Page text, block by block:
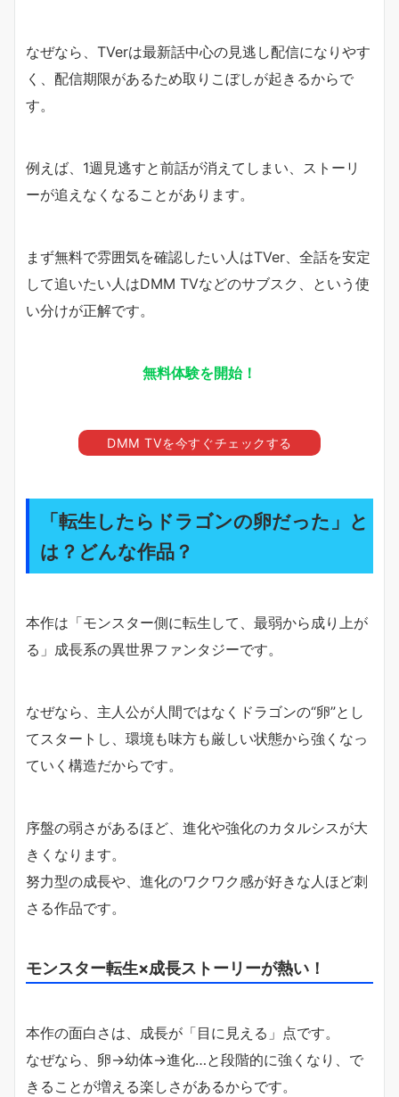
なぜなら、TVerは最新話中心の見逃し配信になりやす
く、配信期限があるため取りこぼしが起きるからで
す。
例えば、1週見逃すと前話が消えてしまい、ストーリ
ーが追えなくなることがあります。
まず無料で雰囲気を確認したい人はTVer、全話を安定
して追いたい人はDMM TVなどのサブスク、という使
い分けが正解です。
無料体験を開始！
DMM TVを今すぐチェックする
「転生したらドラゴンの卵だった」と
は？どんな作品？
本作は「モンスター側に転生して、最弱から成り上が
る」成長系の異世界ファンタジーです。
なぜなら、主人公が人間ではなくドラゴンの“卵”とし
てスタートし、環境も味方も厳しい状態から強くなっ
ていく構造だからです。
序盤の弱さがあるほど、進化や強化のカタルシスが大
きくなります。
努力型の成長や、進化のワクワク感が好きな人ほど刺
さる作品です。
モンスター転生×成長ストーリーが熱い！
本作の面白さは、成長が「目に見える」点です。
なぜなら、卵→幼体→進化…と段階的に強くなり、で
きることが増える楽しさがあるからです。